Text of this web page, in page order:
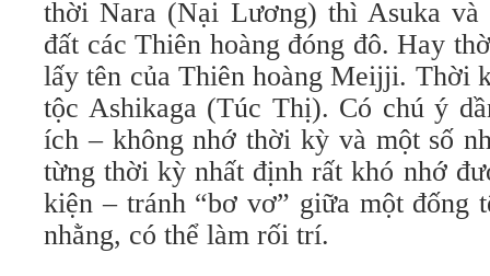
thời Nara (Nại Lương) thì Asuka và
đất các Thiên hoàng đóng đô. Hay
lấy tên của Thiên hoàng Meijji. Thời
tộc Ashikaga (Túc Thị). Có chú ý
ích – không nhớ thời kỳ và một số
từng thời kỳ nhất định rất khó nhớ
kiện – tránh “bơ vơ” giữa một đống
nhằng, có thể làm rối trí.